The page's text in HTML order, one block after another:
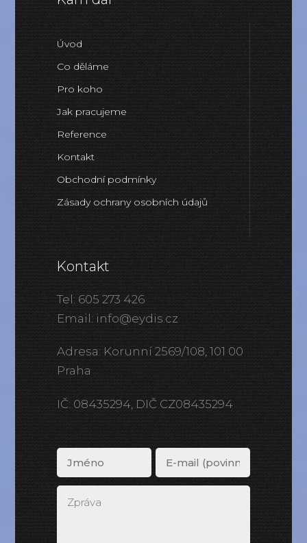
Úvod
Co děláme
Pro koho
Jak pracujeme
Reference
Kontakt
Obchodní podmínky
Zásady ochrany osobních údajů
Kontakt
Tel: 605 273 426
Email: info@eydis.cz
Adresa: Korunní 2569/108, 101 00
Praha
IČ: 08435294, DIČ CZ08435294